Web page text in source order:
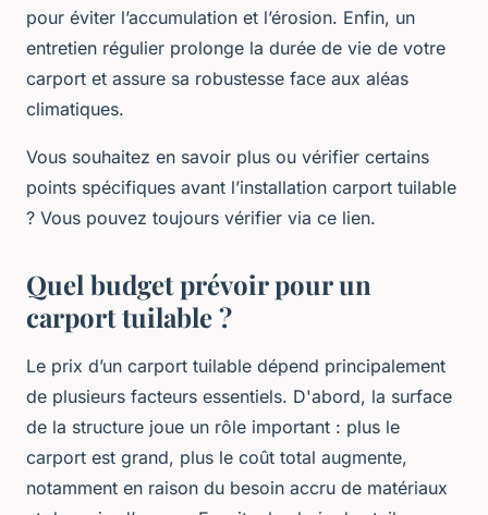
pour éviter l’accumulation et l’érosion. Enfin, un
entretien régulier prolonge la durée de vie de votre
carport et assure sa robustesse face aux aléas
climatiques.
Vous souhaitez en savoir plus ou vérifier certains
points spécifiques avant l’installation carport tuilable
? Vous pouvez toujours vérifier via ce lien.
Quel budget prévoir pour un
carport tuilable ?
Le prix d’un carport tuilable dépend principalement
de plusieurs facteurs essentiels. D'abord, la surface
de la structure joue un rôle important : plus le
carport est grand, plus le coût total augmente,
notamment en raison du besoin accru de matériaux